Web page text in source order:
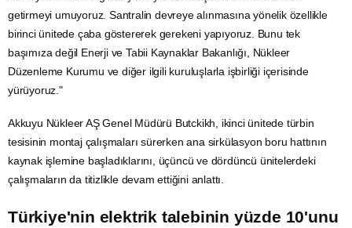
getirmeyi umuyoruz. Santralin devreye alınmasına yönelik özellikle
birinci ünitede çaba göstererek gerekeni yapıyoruz. Bunu tek
başımıza değil EnerjiveTabii Kaynaklar Bakanlığı, Nükleer
Düzenleme Kurumu ve diğer ilgili kuruluşlarla işbirliği içerisinde
yürüyoruz."
Akkuyu Nükleer AŞ Genel Müdürü Butckikh, ikinci ünitede türbin
tesisinin montaj çalışmaları sürerken ana sirkülasyon boru hattının
kaynak işlemine başladıklarını, üçüncü ve dördüncü ünitelerdeki
çalışmaların da titizlikle devam ettiğini anlattı.
Türkiye'nin elektrik talebinin yüzde 10'unu